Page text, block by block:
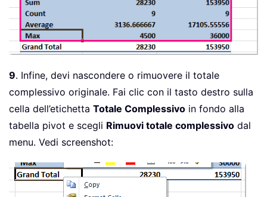
9. Infine, devi nascondere o rimuovere il totale
complessivo originale. Fai clic con il tasto destro sulla
cella dell’etichetta Totale Complessivo in fondo alla
tabella pivot e scegli Rimuovi totale complessivo dal
menu. Vedi screenshot: